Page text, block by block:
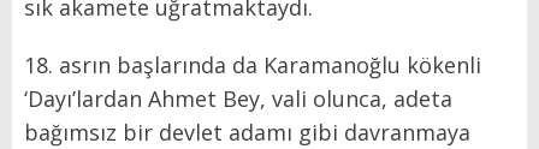
sık akamete uğratmaktaydı.
18. asrın başlarında da Karamanoğlu kökenli
‘Dayı’lardan Ahmet Bey, vali olunca, adeta
bağımsız bir devlet adamı gibi davranmaya